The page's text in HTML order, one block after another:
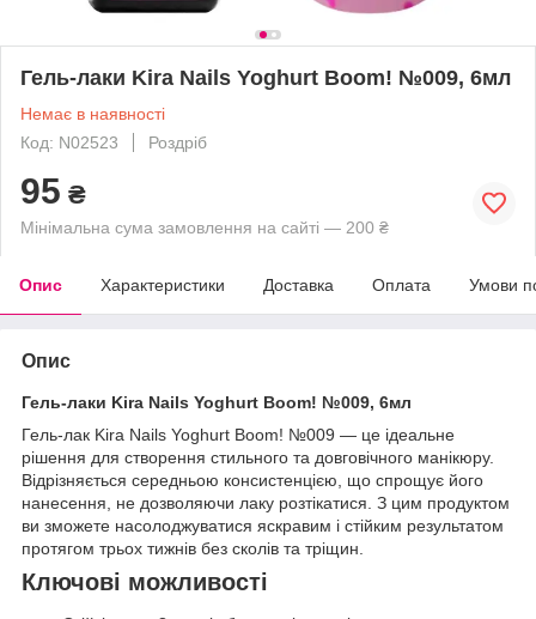
Гель-лаки Kira Nails Yoghurt Boom! №009, 6мл
Немає в наявності
Код: N02523
Роздріб
95 ₴
Мінімальна сума замовлення на сайті — 200 ₴
Опис Характеристики Доставка Оплата Умови
Опис
Гель-лаки Kira Nails Yoghurt Boom! №009, 6мл
Гель-лак Kira Nails Yoghurt Boom! №009 — це ідеальне
рішення для створення стильного та довговічного манікюру.
Відрізняється середньою консистенцією, що спрощує його
нанесення, не дозволяючи лаку розтікатися. З цим продуктом
ви зможете насолоджуватися яскравим і стійким результатом
протягом трьох тижнів без сколів та тріщин.
Ключові можливості